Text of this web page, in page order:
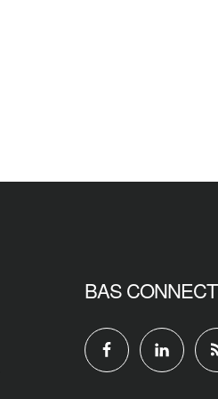
BAS CONNECT